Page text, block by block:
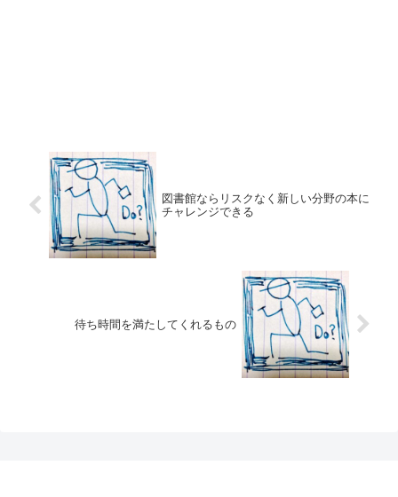
図書館ならリスクなく新しい分野の本に
チャレンジできる
待ち時間を満たしてくれるもの